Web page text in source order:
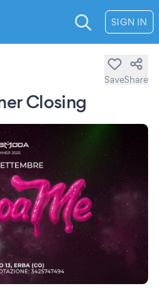
SIGN IN
Closing
SaveShare